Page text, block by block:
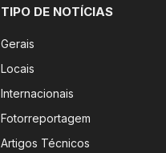
TIPO DE NOTÍCIAS
Gerais
Locais
Internacionais
Fotorreportagem
Artigos Técnicos